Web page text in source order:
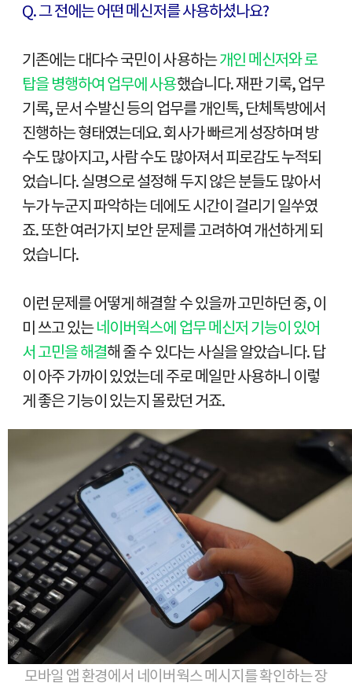
Q. 그 전에는 어떤 메신저를 사용하셨나요?
기존에는 대다수 국민이 사용하는개인 메신저와 로
탑을 병행하여 업무에 사용했습니다. 재판 기록, 업무
기록, 문서 수발신 등의 업무를 개인톡, 단체톡방에서
진행하는 형태였는데요. 회사가 빠르게 성장하며 방
수도 많아지고, 사람 수도 많아져서 피로감도 누적되
었습니다. 실명으로 설정해 두지 않은 분들도 많아서
누가 누군지 파악하는 데에도 시간이 걸리기 일쑤였
죠. 또한 여러가지 보안 문제를 고려하여 개선하게 되
었습니다.
이런 문제를 어떻게 해결할 수 있을까 고민하던 중, 이
미 쓰고 있는네이버웍스에 업무 메신저 기능이 있어
서 고민을 해결해 줄 수 있다는 사실을 알았습니다. 답
이 아주 가까이 있었는데 주로 메일만 사용하니 이렇
게 좋은 기능이 있는지 몰랐던 거죠.
모바일 앱 환경에서 네이버웍스 메시지를 확인하는 장